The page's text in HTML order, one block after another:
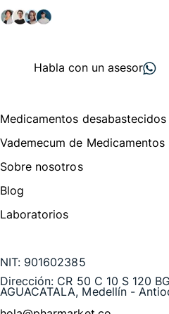
Habla con un asesor
Medicamentos desabastecidos
Vademecum de Medicamentos
Sobre nosotros
Blog
Laboratorios
NIT: 901602385
Dirección: CR 50 C 10 S 120
AGUACATALA, Medellín -